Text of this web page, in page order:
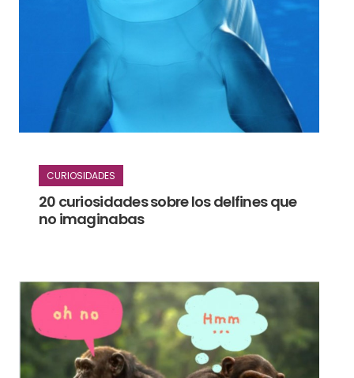
CURIOSIDADES
20 curiosidades sobre los delfines que
no imaginabas